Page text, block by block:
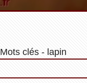
Mots clés- lapin